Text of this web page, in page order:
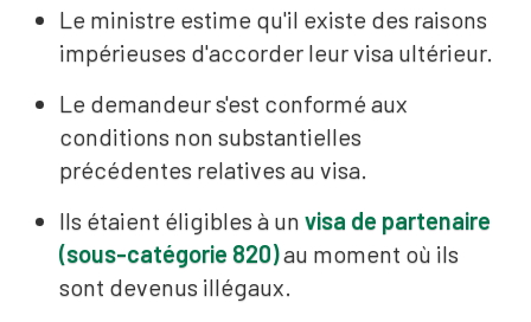
Le ministre estime qu'il existe des raisons
impérieuses d'accorder leur visa ultérieur.
Le demandeur s'est conformé aux
conditions non substantielles
précédentes relatives au visa.
Ils étaient éligibles à un visa de partenaire
(sous-catégorie 820)au moment où ils
sont devenus illégaux.